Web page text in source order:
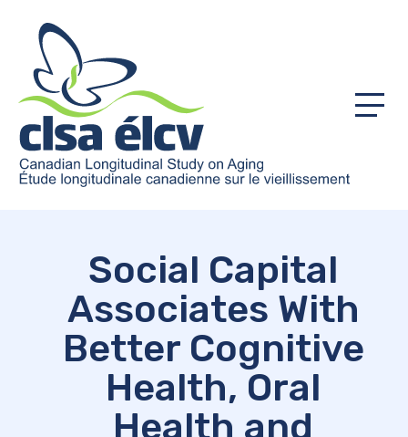
Menu
Social Capital
Associates With
Better Cognitive
Health, Oral
Health and